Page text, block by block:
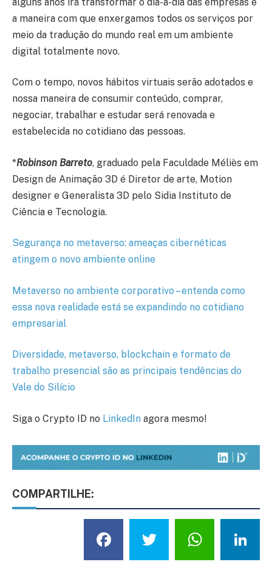
a maneira com que enxergamos todos os serviços por
meio da tradução do mundo real em um ambiente
digital totalmente novo.
Com o tempo, novos hábitos virtuais serão adotados e
nossa maneira de consumir conteúdo, comprar,
negociar, trabalhar e estudar será renovada e
estabelecida no cotidiano das pessoas.
*Robinson Barreto, graduado pela Faculdade Méliès em
Design de Animação 3D é Diretor de arte, Motion
designer e Generalista 3D pelo Sidia Instituto de
Ciência e Tecnologia.
Segurança no metaverso: ameaças cibernéticas
atingem o novo ambiente online
Metaverso no ambiente corporativo – entenda como
essa nova realidade está se expandindo no cotidiano
empresarial
Diversidade, metaverso, blockchain e formato de
trabalho presencial são as principais tendências do
Vale do Silício
Siga o Crypto ID no LinkedIn agora mesmo!
COMPARTILHE:
Facebook
Twitter